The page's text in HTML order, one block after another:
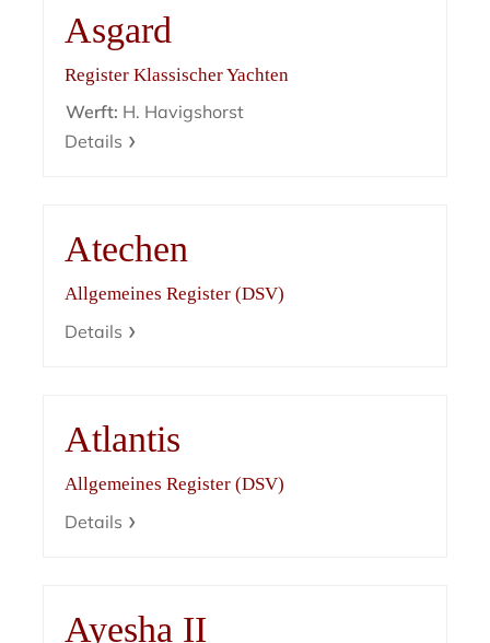
Asgard
Register Klassischer Yachten
Werft: H. Havigshorst
Details
Atechen
Allgemeines Register (DSV)
Details
Atlantis
Allgemeines Register (DSV)
Details
Ayesha II